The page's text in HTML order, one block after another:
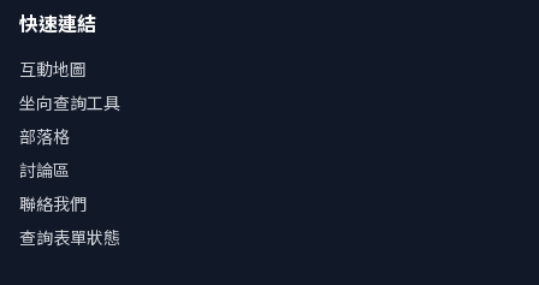
快速連結
互動地圖
坐向查詢工具
部落格
討論區
聯絡我們
查詢表單狀態